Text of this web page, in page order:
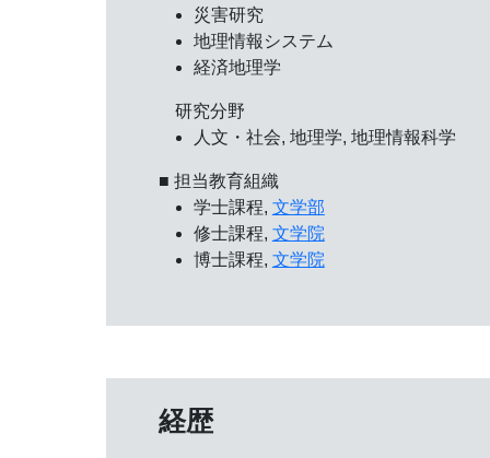
災害研究
地理情報システム
経済地理学
研究分野
人文・社会, 地理学, 地理情報科学
■ 担当教育組織
学士課程, 文学部
修士課程, 文学院
博士課程, 文学院
経歴